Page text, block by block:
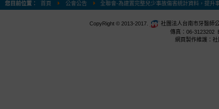
您目前位置： 首頁 公會公告 全聯會-為建置完整兒少事故傷害統計資料，提升
CopyRight © 2013-2017.
社團法人台南市牙醫師
傳真：06-3123202
網頁製作維護：